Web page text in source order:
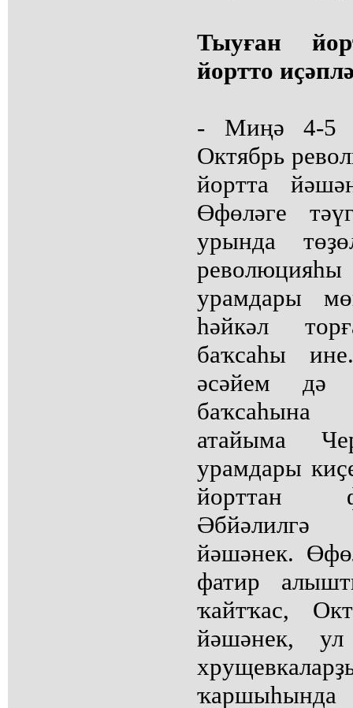
Тыуған
йортто
- Миңә 4-5
Октябрь
йортта
Өфөләге
урында
урамдары
һәйкәл
баҡсаһы
әсәйем дә
баҡсаһына
атайыма
урамдары
йорттан
йәшәнек.
фатир
ҡайтҡас,
йәшәнек, ул